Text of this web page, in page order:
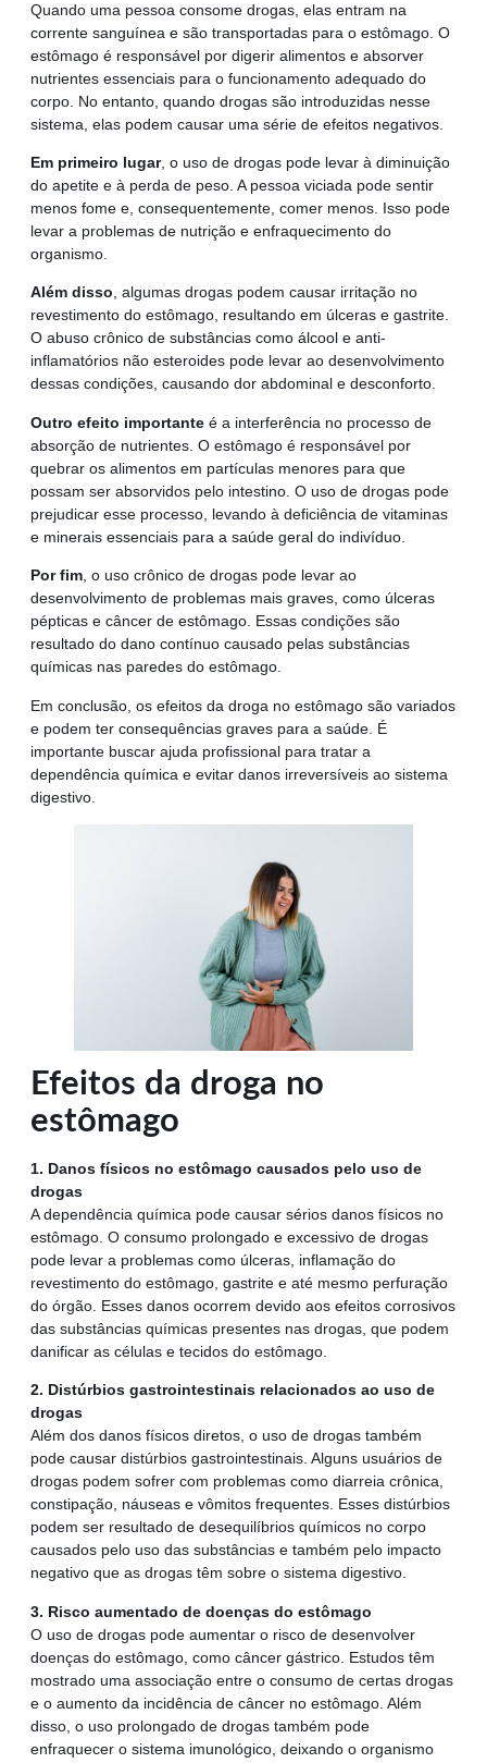
Quando uma pessoa consome drogas, elas entram na
corrente sanguínea e são transportadas para o estômago. O
estômago é responsável por digerir alimentos e absorver
nutrientes essenciais para o funcionamento adequado do
corpo. No entanto, quando drogas são introduzidas nesse
sistema, elas podem causar uma série de efeitos negativos.
Em primeiro lugar, o uso de drogas pode levar à diminuição
do apetite e à perda de peso. A pessoa viciada pode sentir
menos fome e, consequentemente, comer menos. Isso pode
levar a problemas de nutrição e enfraquecimento do
organismo.
Além disso, algumas drogas podem causar irritação no
revestimento do estômago, resultando em úlceras e gastrite.
O abuso crônico de substâncias como álcool e anti-
inflamatórios não esteroides pode levar ao desenvolvimento
dessas condições, causando dor abdominal e desconforto.
Outro efeito importante é a interferência no processo de
absorção de nutrientes. O estômago é responsável por
quebrar os alimentos em partículas menores para que
possam ser absorvidos pelo intestino. O uso de drogas pode
prejudicar esse processo, levando à deficiência de vitaminas
e minerais essenciais para a saúde geral do indivíduo.
Por fim, o uso crônico de drogas pode levar ao
desenvolvimento de problemas mais graves, como úlceras
pépticas e câncer de estômago. Essas condições são
resultado do dano contínuo causado pelas substâncias
químicas nas paredes do estômago.
Em conclusão, os efeitos da droga no estômago são variados
e podem ter consequências graves para a saúde. É
importante buscar ajuda profissional para tratar a
dependência química e evitar danos irreversíveis ao sistema
digestivo.
Efeitos da droga no
estômago
1. Danos físicos no estômago causados pelo uso de
drogas
A dependência química pode causar sérios danos físicos no
estômago. O consumo prolongado e excessivo de drogas
pode levar a problemas como úlceras, inflamação do
revestimento do estômago, gastrite e até mesmo perfuração
do órgão. Esses danos ocorrem devido aos efeitos corrosivos
das substâncias químicas presentes nas drogas, que podem
danificar as células e tecidos do estômago.
2. Distúrbios gastrointestinais relacionados ao uso de
drogas
Além dos danos físicos diretos, o uso de drogas também
pode causar distúrbios gastrointestinais. Alguns usuários de
drogas podem sofrer com problemas como diarreia crônica,
constipação, náuseas e vômitos frequentes. Esses distúrbios
podem ser resultado de desequilíbrios químicos no corpo
causados pelo uso das substâncias e também pelo impacto
negativo que as drogas têm sobre o sistema digestivo.
3. Risco aumentado de doenças do estômago
O uso de drogas pode aumentar o risco de desenvolver
doenças do estômago, como câncer gástrico. Estudos têm
mostrado uma associação entre o consumo de certas drogas
e o aumento da incidência de câncer no estômago. Além
disso, o uso prolongado de drogas também pode
enfraquecer o sistema imunológico, deixando o organismo